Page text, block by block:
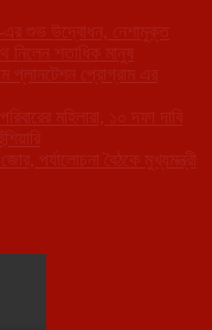
এর শুভ উদ্বোধন, নেশামুক্ত
নিলেন শতাধিক মানুষ
প্লানটেশন প্রোগ্রাম এর
মহিলারা, ১০ দফা দাবি
পর্যালোচনা বৈঠকে মুখ্যমন্ত্রী